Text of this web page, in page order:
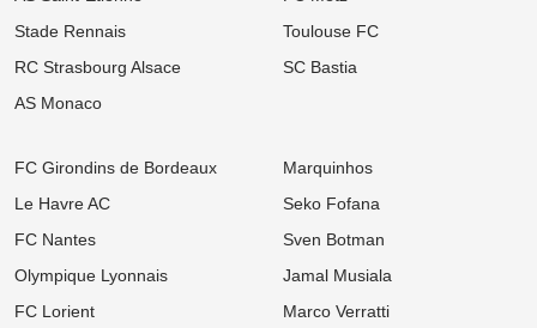
Stade Rennais
RC Strasbourg Alsace
AS Monaco
Toulouse FC
SC Bastia
FC Girondins de Bordeaux
Le Havre AC
FC Nantes
Olympique Lyonnais
FC Lorient
Marquinhos
Seko Fofana
Sven Botman
Jamal Musiala
Marco Verratti